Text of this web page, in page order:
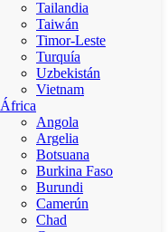
Tailandia
Taiwán
Timor-Leste
Turquía
Uzbekistán
Vietnam
África
Angola
Argelia
Botsuana
Burkina Faso
Burundi
Camerún
Chad